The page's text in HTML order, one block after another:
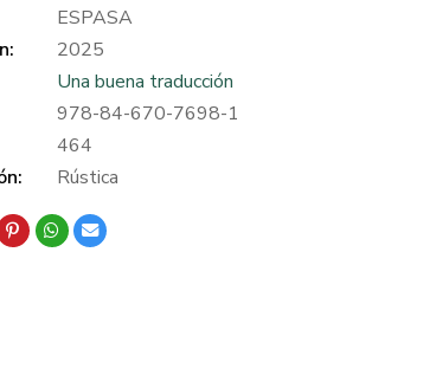
ESPASA
2025
Una buena traducción
978-84-670-7698-1
464
Rústica